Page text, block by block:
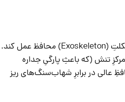
می‌تواند به عنوانِ یک اسکلتِ (Exoskeleton) محافظ عمل کند.
تنش (که باعثِ پارگیِ جداره
عالی در برابرِ شهاب‌سنگ‌های ریز